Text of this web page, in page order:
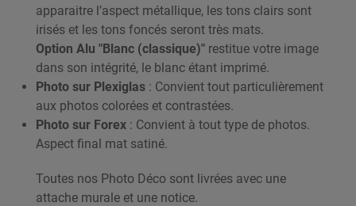
apparaitre l’aspect métallique, les tons clairs sont
irisés et les tons foncés seront très mats.
Option Alu "Blanc (classique)" restitue votre image
dans son intégrité, le blanc étant imprimé.
Photo sur Plexiglas : Convient tout particulièrement
aux photos colorées et contrastées.
Photo sur Forex : Convient à tout type de photos.
Aspect final mat satiné.
Toutes nos Photo Déco sont livrées avec une
attache murale et une notice.